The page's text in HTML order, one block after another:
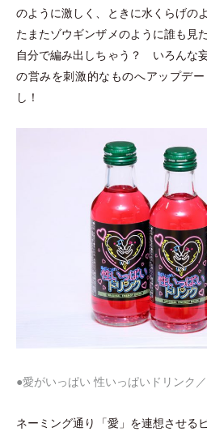
のように激しく、ときに水くらげの
たまたゾウギンザメのように誰も見
自分で編み出しちゃう？ いろんな
の営みを刺激的なものへアップデ
し！
●愛がいっぱい 性いっぱいドリンク
ネーミング通り 「愛 」 を連想させる